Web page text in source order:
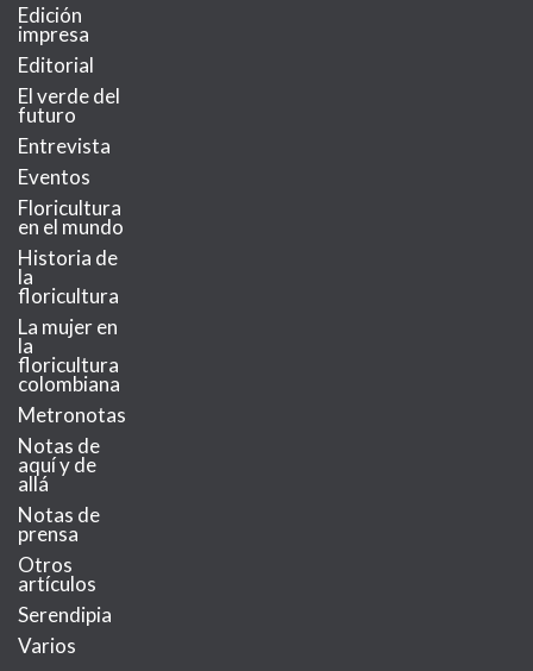
Edición
impresa
Editorial
El verde del
futuro
Entrevista
Eventos
Floricultura
en el mundo
Historia de
la
floricultura
La mujer en
la
floricultura
colombiana
Metronotas
Notas de
aquí y de
allá
Notas de
prensa
Otros
artículos
Serendipia
Varios